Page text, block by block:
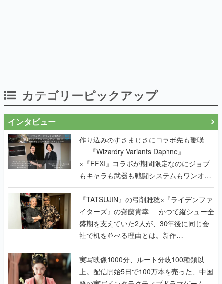
カテゴリーピックアップ
インタビュー
作り込みのすさまじさにコラボ先も驚嘆
──『Wizardry Variants Daphne』
×『FFXI』コラボが期間限定なのにジョブ
もキャラも武器も戦闘システムもワンオフ
で作り込まれた理由を両ディレクターに聞
く
『TATSUJIN』の弓削雅稔×『ライデンファ
イターズ』の齋藤貴幸──かつて縦シュー全
盛期を支えていた2人が、30年後に同じ会
社で机を並べる理由とは。新作
『TATSUJIN EXTREME』で初タッグを組
んだレジェンド2人に訊く開発秘話
実写映像1000分、ルート分岐100種類以
上。配信開始5日で100万本を売った、中国